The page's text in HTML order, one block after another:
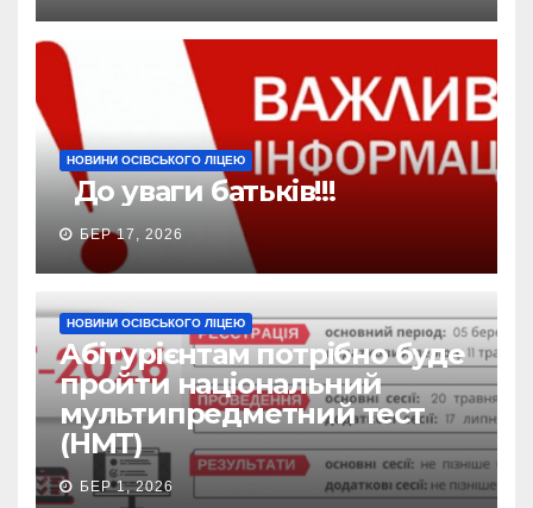
НОВИНИ ОСІВСЬКОГО ЛІЦЕЮ
До уваги батьків!!!
БЕР 17, 2026
НОВИНИ ОСІВСЬКОГО ЛІЦЕЮ
Абітурієнтам потрібно буде
пройти національний
мультипредметний тест
(НМТ)
БЕР 1, 2026